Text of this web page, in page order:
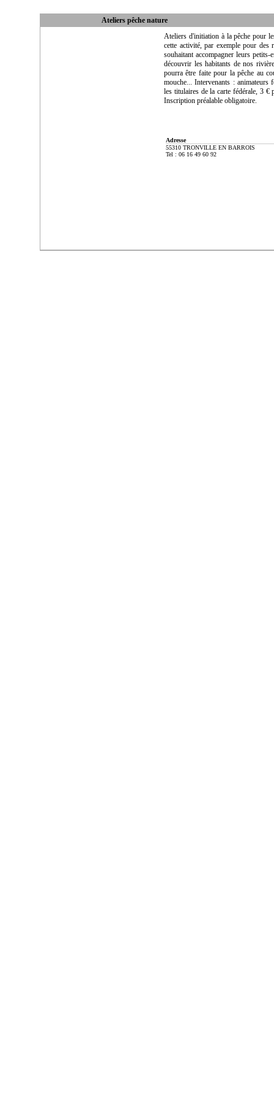
Ateliers pêche nature
Ateliers d'initiation à la pêche pour
cette activité, par exemple pour des
souhaitant accompagner leurs
découvrir les habitants de nos
pourra être faite pour la pêche au
mouche... Intervenants : animateurs
les titulaires de la carte fédérale, 3 €
Inscription préalable obligatoire.
Adresse
55310 TRONVILLE EN BARROIS
Tel : 06 16 49 60 92